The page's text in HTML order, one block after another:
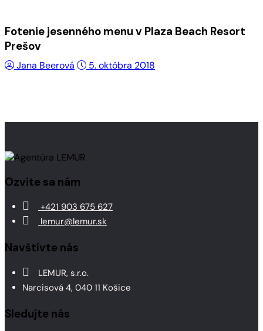
Jana Beerová 5. októbra 2018
Fotenie jesenného menu v Plaza Beach Resort
Prešov
Ozvite sa nám
+421 903 675 627
lemur@lemur.sk
Navštívte nás
LEMUR, s.r.o.
Narcisová 4, 040 11 Košice
Sledujte nás